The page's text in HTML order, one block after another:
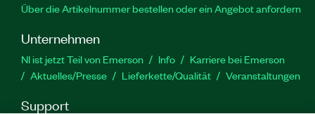
Über die Artikelnummer bestellen oder ein Angebot anfordern
Unternehmen
NI ist jetzt Teil von Emerson Info
Karriere bei Emerson
Aktuelles/Presse
Lieferkette/Qualität Veranstaltungen
Support